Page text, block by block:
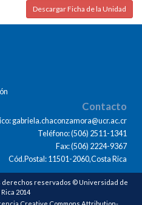
Descargar Ficha de la Unidad
Contacto
gabriela.chaconzamora@ucr.ac.cr
Teléfono: (506) 2511-1341
Fax: (506) 2224-9367
Cód.Postal: 11501-2060,Costa Rica
derechos reservados © Universidad de
2014